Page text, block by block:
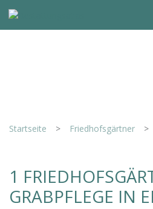
Startseite > Friedhofsgärtner >
1
GRABPFLEGE IN